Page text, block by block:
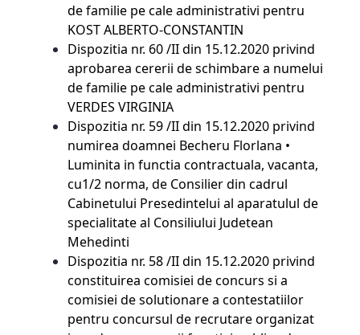
de familie pe cale administrativi pentru
KOST ALBERTO-CONSTANTIN
Dispozitia nr. 60 /II din 15.12.2020 privind
aprobarea cererii de schimbare a numelui
de familie pe cale administrativi pentru
VERDES VIRGINIA
Dispozitia nr. 59 /II din 15.12.2020 privind
numirea doamnei Becheru Florlana •
Luminita in functia contractuala, vacanta,
cu1/2 norma, de Consilier din cadrul
Cabinetului Presedintelui al aparatulul de
specialitate al Consiliului Judetean
Mehedinti
Dispozitia nr. 58 /II din 15.12.2020 privind
constituirea comisiei de concurs si a
comisiei de solutionare a contestatiilor
pentru concursul de recrutare organizat